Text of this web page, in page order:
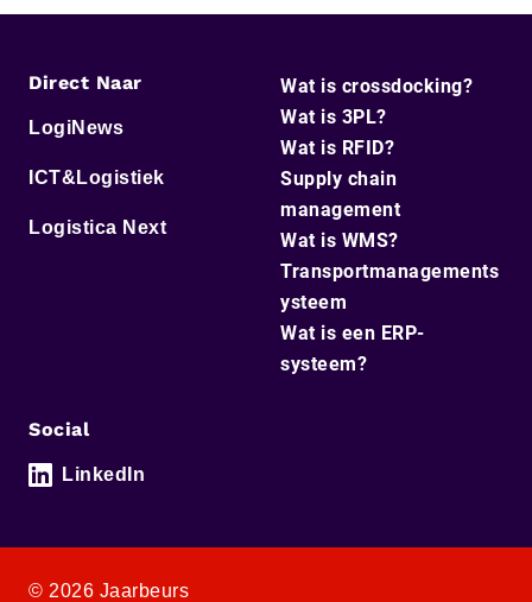
Direct Naar
LogiNews
ICT&Logistiek
Logistica Next
Wat is crossdocking?
Wat is 3PL?
Wat is RFID?
Supply chain
management
Wat is WMS?
Transportmanagements
ysteem
Wat is een ERP-
systeem?
Social
LinkedIn
© 2026 Jaarbeurs